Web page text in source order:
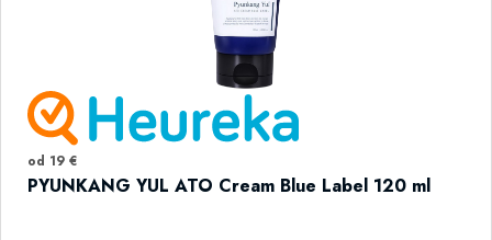
od 19 €
PYUNKANG YUL ATO Cream Blue Label 120 ml